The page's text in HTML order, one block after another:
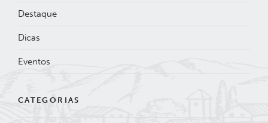
Destaque
Dicas
Eventos
CATEGORIAS